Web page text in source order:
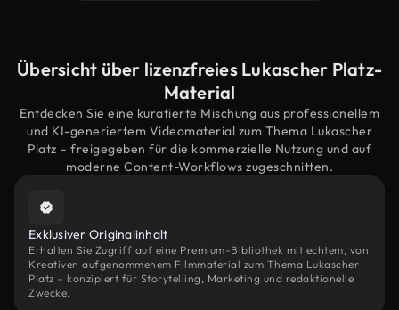
Übersicht über lizenzfreies Lukascher Platz-
Material
Entdecken Sie eine kuratierte Mischung aus professionellem
und KI-generiertem Videomaterial zum Thema Lukascher
Platz – freigegeben für die kommerzielle Nutzung und auf
moderne Content-Workflows zugeschnitten.
Exklusiver Originalinhalt
Erhalten Sie Zugriff auf eine Premium-Bibliothek mit echtem, von
Kreativen aufgenommenem Filmmaterial zum Thema Lukascher
Platz – konzipiert für Storytelling, Marketing und redaktionelle
Zwecke.